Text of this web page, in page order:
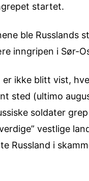
startet.
ble Russlands
inngripen i Sør-
ikke blitt vist,
sted (ultimo
soldater
vestlige
Russland i